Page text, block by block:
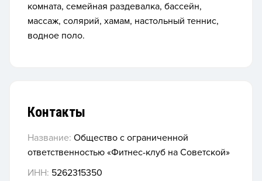
комната, семейная раздевалка, бассейн,
массаж, солярий, хамам, настольный теннис,
водное поло.
Контакты
Название: Общество с ограниченной
ответственностью «Фитнес-клуб на Советской»
ИНН: 5262315350